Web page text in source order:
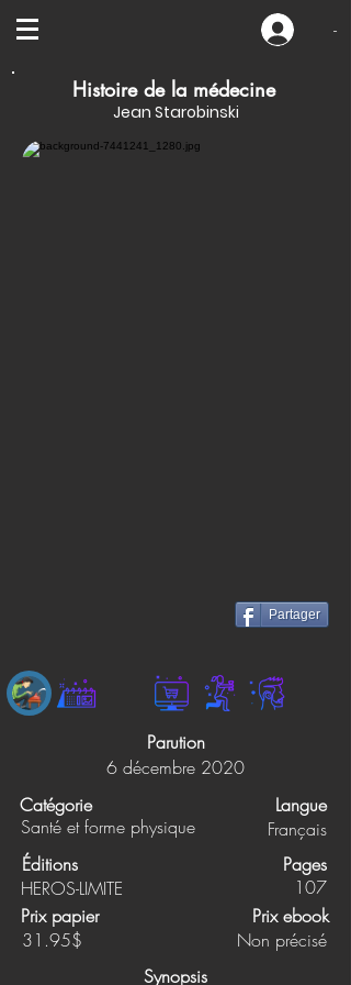
-
Histoire de la médecine
Jean Starobinski
Partager
Parution
6 décembre 2020
Catégorie
Santé et forme physique
Langue
Français
Éditions
HEROS-LIMITE
Pages
107
Prix papier
Prix ebook
31.95$
Non précisé
Synopsis